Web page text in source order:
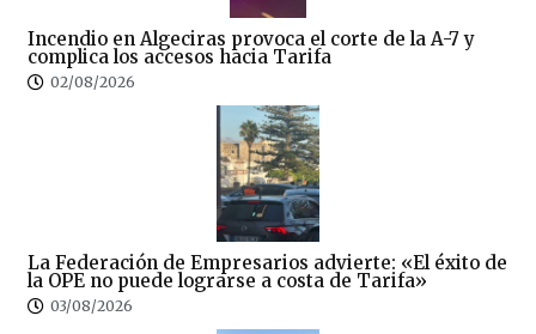
Incendio en Algeciras provoca el corte de la A-7 y
complica los accesos hacia Tarifa
02/08/2026
La Federación de Empresarios advierte: «El éxito de
la OPE no puede lograrse a costa de Tarifa»
03/08/2026